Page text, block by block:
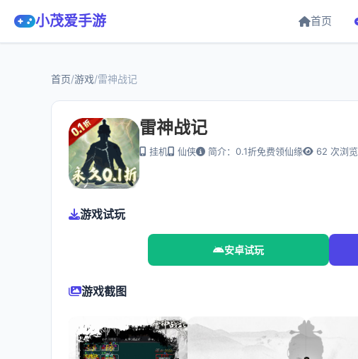
小茂爱手游 首页
首页/游戏/雷神战记
雷神战记
挂机 仙侠 简介：0.1折免费领仙缘 62 次浏览
游戏试玩
安卓试玩
游戏截图